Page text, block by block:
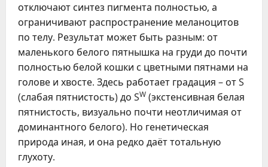
отключают синтез пигмента полностью, а
ограничивают распространение меланоцитов
по телу. Результат может быть разным: от
маленького белого пятнышка на груди до почти
полностью белой кошки с цветными пятнами на
голове и хвосте. Здесь работает градация – от S
(слабая пятнистость) до SW (экстенсивная белая
пятнистость, визуально почти неотличимая от
доминантного белого). Но генетическая
природа иная, и она редко даёт тотальную
глухоту.